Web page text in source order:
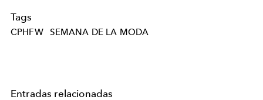
Tags
CPHFW SEMANA DE LA MODA
Entradas relacionadas